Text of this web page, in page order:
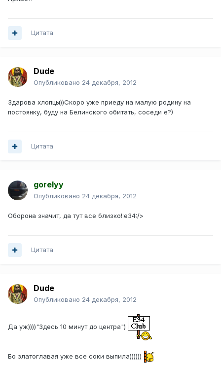
Цитата
Dude
Опубликовано 24 декабря, 2012
Здарова хлопцы))Скоро уже приеду на малую родину на
постоянку, буду на Белинского обитать, соседи е?)
Цитата
gorelyy
Опубликовано 24 декабря, 2012
Оборона значит, да тут все близко!:e34:/>
Цитата
Dude
Опубликовано 24 декабря, 2012
Да уж))))"Здесь 10 минут до центра")
Бо златоглавая уже все соки выпила))))))